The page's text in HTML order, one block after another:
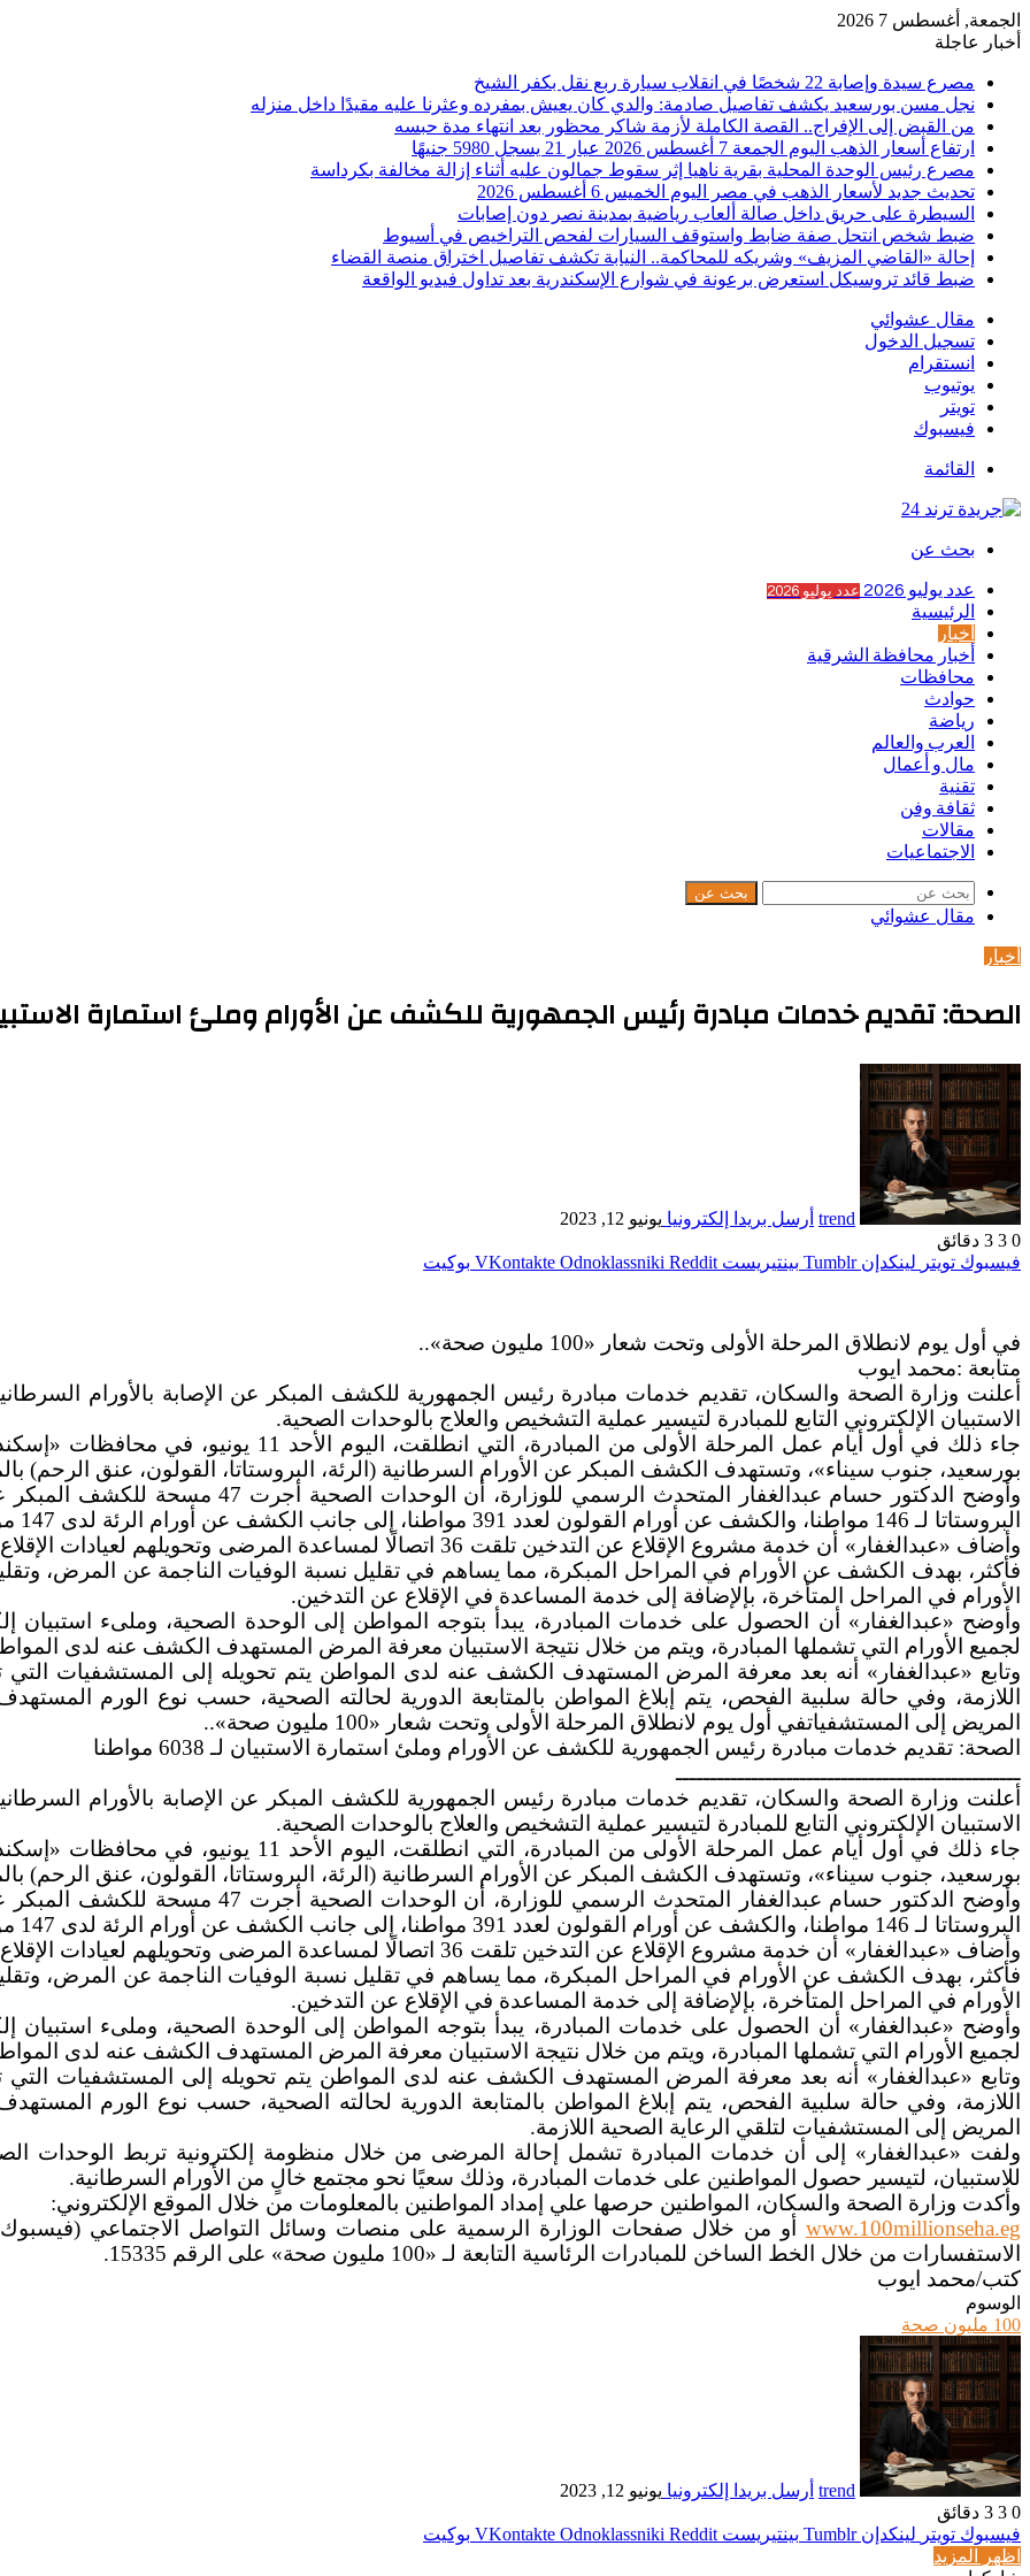
الجمعة, أغسطس 7 2026
أخبار عاجلة
مصرع سيدة وإصابة 22 شخصًا في انقلاب سيارة ربع نقل بكفر الشيخ
نجل مسن بورسعيد يكشف تفاصيل صادمة: والدي كان يعيش بمفرده وعثرنا عليه مقيدًا داخل منزله
من القبض إلى الإفراج.. القصة الكاملة لأزمة شاكر محظور بعد انتهاء مدة حبسه
ارتفاع أسعار الذهب اليوم الجمعة 7 أغسطس 2026 عيار 21 يسجل 5980 جنيهًا
مصرع رئيس الوحدة المحلية بقرية ناهيا إثر سقوط جمالون عليه أثناء إزالة مخالفة بكرداسة
تحديث جديد لأسعار الذهب في مصر اليوم الخميس 6 أغسطس 2026
السيطرة على حريق داخل صالة ألعاب رياضية بمدينة نصر دون إصابات
ضبط شخص انتحل صفة ضابط واستوقف السيارات لفحص التراخيص في أسيوط
إحالة «القاضي المزيف» وشريكه للمحاكمة.. النيابة تكشف تفاصيل اختراق منصة القضاء
ضبط قائد تروسيكل استعرض برعونة في شوارع الإسكندرية بعد تداول فيديو الواقعة
مقال عشوائي
تسجيل الدخول
انستقرام
يوتيوب
تويتر
فيسبوك
القائمة
بحث عن
عدد يوليو 2026 عدد يوليو 2026
الرئيسية
أخبار
أخبار محافظة الشرقية
محافظات
حوادث
رياضة
العرب والعالم
مال و أعمال
تقنية
ثقافة وفن
مقالات
الاجتماعيات
بحث عن
مقال عشوائي
أخبار
الصحة: تقديم خدمات مبادرة رئيس الجمهورية للكشف عن الأورام وملئ استمارة الاستبيان لـ 6038
trend أرسل بريدا إلكترونيا يونيو 12, 2023
0
3 دقائق
فيسبوك تويتر لينكدإن بينتيريست Odnoklassniki بوكيت
في أول يوم لانطلاق المرحلة الأولى وتحت شعار «100 مليون صحة»..
متابعة :محمد ايوب
الاستبيان الإلكتروني التابع للمبادرة لتيسير عملية التشخيص والعلاج بالوحدات الصحية.
جاء ذلك في أول أيام عمل المرحلة الأولى من
بورسعيد، جنوب سيناء»، وتستهدف الكشف المبكر عن الأورام السرطانية (الرئة، البروستاتا، القولون، عنق الرحم) بالمجان، تحت
وأوضح الدكتور حسام عبدالغفار المتحدث
البروستاتا لـ 146 مواطنا، والكشف عن أورام القولون لعدد 391 مواطنا، إلى جانب الكشف عن أورام الرئة لدى 147 مواطنا.
فأكثر، بهدف الكشف عن الأورام في المراحل المبكرة، مما يساهم في تقليل نسبة الوفيات الناجمة عن المرض،
الأورام في المراحل المتأخرة، بإلإضافة إلى خدمة المساعدة في الإقلاع عن التدخين.
وأوضح «عبدالغفار» أن الحصول على خدمات المبادرة، يبدأ بتوجه المواطن إلى الوحدة الصحية، وملىء استبيان
لجميع الأورام التي تشملها المبادرة، ويتم من خلال نتيجة الاستبيان معرفة المرض المستهدف الكشف عنه لدى
وتابع «عبدالغفار» أنه بعد معرفة المرض المستهدف الكشف عنه لدى المواطن يتم تحويله إلى المستشفيات التي
اللازمة، وفي حالة سلبية الفحص، يتم إبلاغ المواطن بالمتابعة الدورية لحالته الصحية، حسب نوع الورم
المريض إلى المستشفياتفي أول يوم لانطلاق المرحلة الأولى وتحت شعار «100 مليون صحة»..
الصحة: تقديم خدمات مبادرة رئيس الجمهورية للكشف عن الأورام وملئ استمارة الاستبيان لـ 6038 مواطنا
ــــــــــــــــــــــــــــــــــــــــــــــــــ
الاستبيان الإلكتروني التابع للمبادرة لتيسير عملية التشخيص والعلاج بالوحدات الصحية.
جاء ذلك في أول أيام عمل المرحلة الأولى من
بورسعيد، جنوب سيناء»، وتستهدف الكشف المبكر عن الأورام السرطانية (الرئة، البروستاتا، القولون، عنق الرحم) بالمجان، تحت
وأوضح الدكتور حسام عبدالغفار المتحدث
البروستاتا لـ 146 مواطنا، والكشف عن أورام القولون لعدد 391 مواطنا، إلى جانب الكشف عن أورام الرئة لدى 147 مواطنا.
فأكثر، بهدف الكشف عن الأورام في المراحل المبكرة، مما يساهم في تقليل نسبة الوفيات الناجمة عن المرض،
الأورام في المراحل المتأخرة، بإلإضافة إلى خدمة المساعدة في الإقلاع عن التدخين.
وأوضح «عبدالغفار» أن الحصول على خدمات المبادرة، يبدأ بتوجه المواطن إلى الوحدة الصحية، وملىء استبيان
لجميع الأورام التي تشملها المبادرة، ويتم من خلال نتيجة الاستبيان معرفة المرض المستهدف الكشف عنه لدى
وتابع «عبدالغفار» أنه بعد معرفة المرض المستهدف الكشف عنه لدى المواطن يتم تحويله إلى المستشفيات التي
اللازمة، وفي حالة سلبية الفحص، يتم إبلاغ المواطن بالمتابعة الدورية لحالته الصحية، حسب نوع الورم
المريض إلى المستشفيات لتلقي الرعاية الصحية اللازمة.
ولفت «عبدالغفار» إلى أن خدمات المبادرة تشمل إحالة المرضى من خلال منظومة إلكترونية تربط الوحدات
للاستبيان، لتيسير حصول المواطنين على خدمات المبادرة، وذلك سعيًا نحو مجتمع خالٍ من الأورام السرطانية.
وأكدت وزارة الصحة والسكان، المواطنين حرصها علي إمداد المواطنين بالمعلومات من خلال الموقع الإلكتروني:
www.100millionseha.eg أو من خلال صفحات الوزارة الرسمية على منصات وسائل التواصل الاجتماعي (فيسبوك،
الاستفسارات من خلال الخط الساخن للمبادرات الرئاسية التابعة لـ «100 مليون صحة» على الرقم 15335.
كتب/محمد ايوب
الوسوم
100 مليون صحة
trend أرسل بريدا إلكترونيا يونيو 12, 2023
0
3 دقائق
فيسبوك تويتر لينكدإن بينتيريست Odnoklassniki
بوكيت
اظهر المزيد